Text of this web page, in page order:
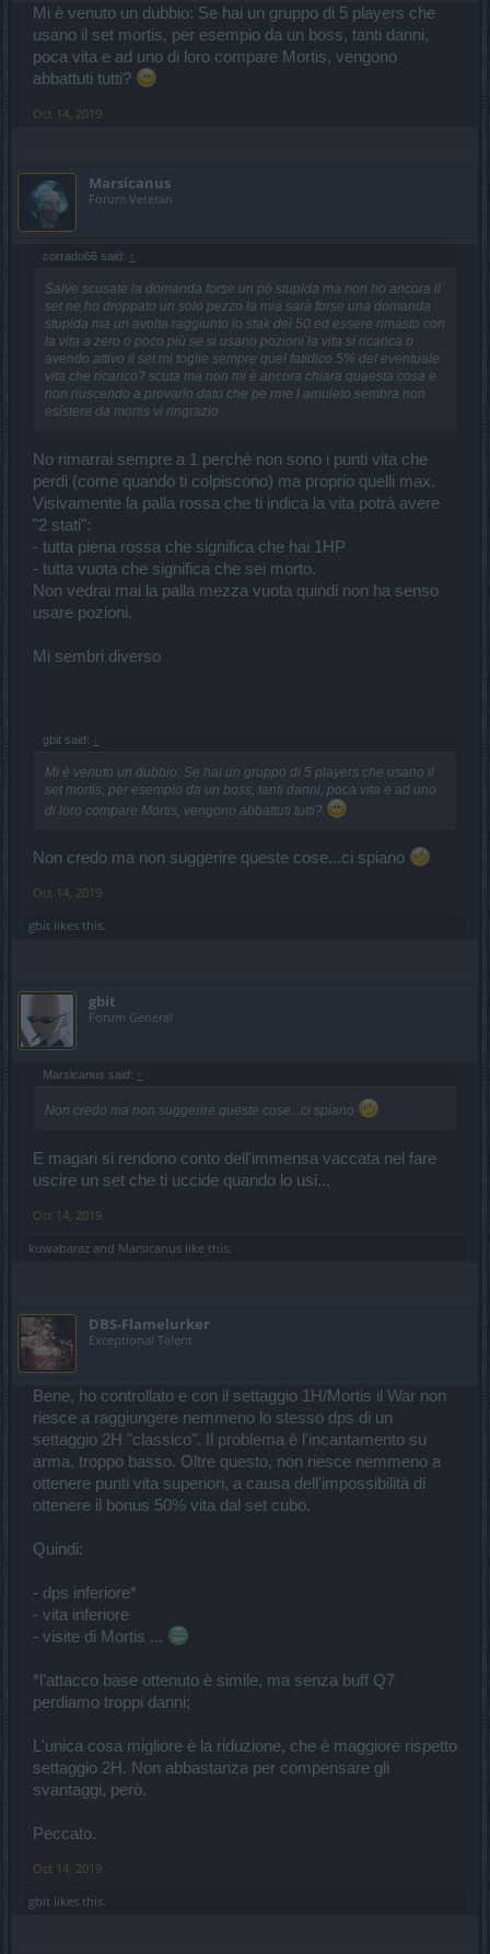
Mi è venuto un dubbio: Se hai un gruppo di 5 players che
usano il set mortis, per esempio da un boss, tanti danni,
poca vita e ad uno di loro compare Mortis, vengono
abbattuti tutti?
Oct 14, 2019
Marsicanus
Forum Veteran
corrado66 said: ↑
Salve scusate la domanda forse un pò stupida ma non ho ancora il
set ne ho droppato un solo pezzo la mia sarà forse una domanda
stupida ma un avolta raggiunto lo stak dei 50 ed essere rimasto con
la vita a zero o poco più se si usano pozioni la vita si ricarica o
avendo attivo il set mi toglie sempre quel fatidico 5% del eventuale
vita che ricarico? scuta ma non mi è ancora chiara quaesta cosa e
non riuscendo a provarlo dato che pe rme l amuleto sembra non
esistere da mortis vi ringrazio
No rimarrai sempre a 1 perchè non sono i punti vita che
perdi (come quando ti colpiscono) ma proprio quelli max.
Visivamente la palla rossa che ti indica la vita potrà avere
"2 stati":
- tutta piena rossa che significa che hai 1HP
- tutta vuota che significa che sei morto.
Non vedrai mai la palla mezza vuota quindi non ha senso
usare pozioni.
Mi sembri diverso
gbit said: ↑
Mi è venuto un dubbio: Se hai un gruppo di 5 players che usano il
set mortis, per esempio da un boss, tanti danni, poca vita e ad uno
di loro compare Mortis, vengono abbattuti tutti?
Non credo ma non suggerire queste cose...ci spiano
Oct 14, 2019
gbit likes this.
gbit
Forum General
Marsicanus said: ↑
Non credo ma non suggerire queste cose...ci spiano
E magari si rendono conto dell'immensa vaccata nel fare
uscire un set che ti uccide quando lo usi...
Oct 14, 2019
kuwabaraz and Marsicanus like this.
DBS-Flamelurker
Exceptional Talent
Bene, ho controllato e con il settaggio 1H/Mortis il War non
riesce a raggiungere nemmeno lo stesso dps di un
settaggio 2H "classico". Il problema è l'incantamento su
arma, troppo basso. Oltre questo, non riesce nemmeno a
ottenere punti vita superiori, a causa dell'impossibilità di
ottenere il bonus 50% vita dal set cubo.
Quindi:
- dps inferiore*
- vita inferiore
- visite di Mortis ...
*l'attacco base ottenuto è simile, ma senza buff Q7
perdiamo troppi danni;
L'unica cosa migliore è la riduzione, che è maggiore rispetto
settaggio 2H. Non abbastanza per compensare gli
svantaggi, però.
Peccato.
Oct 14, 2019
gbit likes this.